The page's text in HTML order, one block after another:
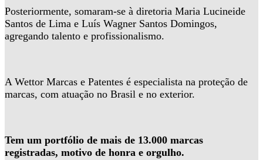
Posteriormente, somaram-se à diretoria Maria Lucineide
Santos de Lima e Luís Wagner Santos Domingos,
agregando talento e profissionalismo.
A Wettor Marcas e Patentes é especialista na proteção de
marcas, com atuação no Brasil e no exterior.
Tem um portfólio de mais de 13.000 marcas
registradas, motivo de honra e orgulho.